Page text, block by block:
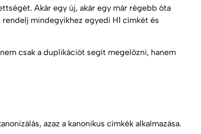
Akár egy új, akár egy már régebb óta
mindegyikhez egyedi H1 címkét és
csak a duplikációt segít megelőzni, hanem
azaz a kanonikus címkék alkalmazása.